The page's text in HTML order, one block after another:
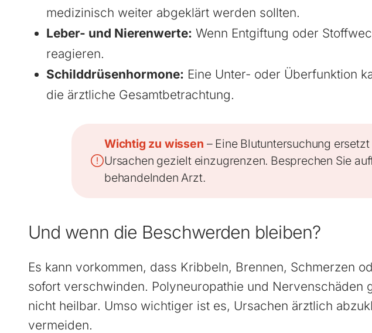
medizinisch weiter abgeklärt werden sollten.
Leber- und Nierenwerte: Wenn Entgiftung oder
reagieren.
Schilddrüsenhormone: Eine Unter- oder Überfunktion
die ärztliche Gesamtbetrachtung.
Wichtig zu wissen – Eine Blutuntersuchung
Ursachen gezielt einzugrenzen. Besprechen Sie
behandelnden Arzt.
Und wenn die Beschwerden bleiben?
Es kann vorkommen, dass Kribbeln, Brennen, Schmerzen
sofort verschwinden. Polyneuropathie und Nervenschäden
nicht heilbar. Umso wichtiger ist es, Ursachen ärztlich
vermeiden.